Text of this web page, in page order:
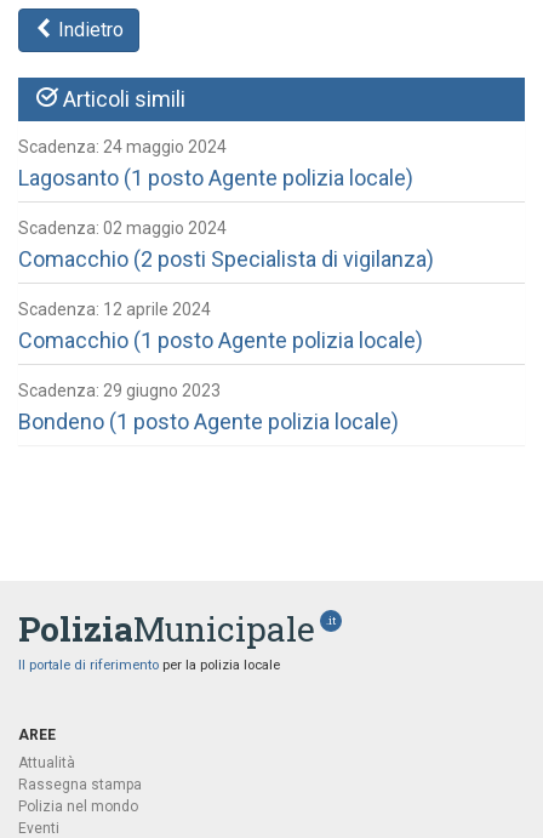
Indietro
Articoli simili
Scadenza: 24 maggio 2024
Lagosanto (1 posto Agente polizia locale)
Scadenza: 02 maggio 2024
Comacchio (2 posti Specialista di vigilanza)
Scadenza: 12 aprile 2024
Comacchio (1 posto Agente polizia locale)
Scadenza: 29 giugno 2023
Bondeno (1 posto Agente polizia locale)
PoliziaMunicipale .it
Il portale di riferimento per la polizia locale
AREE
Attualità
Rassegna stampa
Polizia nel mondo
Eventi